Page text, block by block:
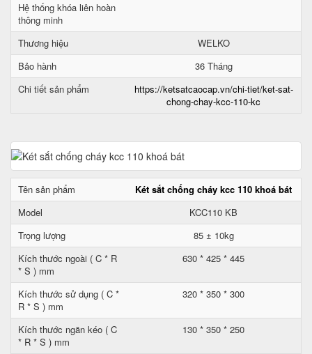
Hệ thống khóa liên hoàn
thông minh
Thương hiệu
WELKO
Bảo hành
36 Tháng
Chi tiết sản phẩm
https://ketsatcaocap.vn/chi-tiet/ket-sat-
chong-chay-kcc-110-kc
Tên sản phẩm
Két sắt chống cháy kcc 110 khoá bát
Model
KCC110 KB
Trọng lượng
85 ± 10kg
Kích thước ngoài ( C * R
* S ) mm
630 * 425 * 445
Kích thước sử dụng ( C *
R * S ) mm
320 * 350 * 300
Kích thước ngăn kéo ( C
* R * S ) mm
130 * 350 * 250